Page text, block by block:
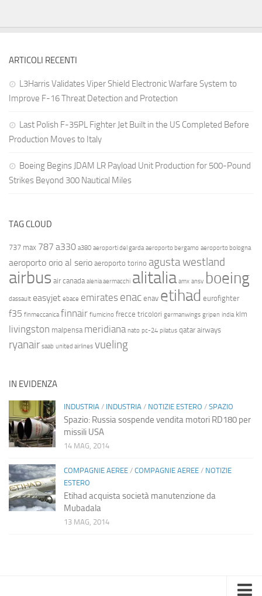
ARTICOLI RECENTI
L3Harris Validates Viper Shield Electronic Warfare System to
Improve F-16 Threat Detection and Protection
Last Polish F-35PL Fighter Jet Built in the US Completed Before
Production Moves to Italy
Boeing Begins JDAM LR Payload Unit Production for 500-Pound
Strikes Beyond 300 Nautical Miles
TAG CLOUD
737 max 787 a330 a380 aeroporti del garda aeroporto bergamo aeroporto bologna
aeroporto orio al serio aeroporto torino agusta westland
airbus air canada alenia aermacchi alitalia amx ansv boeing
dassault easyjet ebace emirates enac enav etihad eurofighter
f35 finmeccanica finnair fiumicino frecce tricolori germanwings gripen india klm
livingston malpensa meridiana nato pc-24 pilatus qatar airways
ryanair saab united airlines vueling
IN EVIDENZA
INDUSTRIA / INDUSTRIA / NOTIZIE ESTERO / SPAZIO
Spazio: Russia sospende vendita motori RD180 per
missili USA
14 MAG, 2014
COMPAGNIE AEREE / COMPAGNIE AEREE / NOTIZIE
ESTERO
Etihad acquista società manutenzione da
Mubadala
13 MAG, 2014